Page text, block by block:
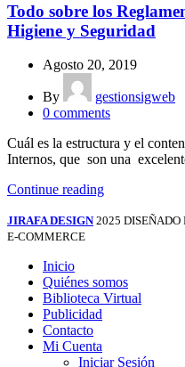
Todo sobre los
Higiene y Seguridad
Agosto 20, 2019
By
gestionsigweb
0 comments
Cuál es la estructura y el
Internos, que son una
Continue reading
JIRAFA DESIGN 2025 DISEÑADO
E-COMMERCE
Inicio
Quiénes somos
Biblioteca Virtual
Publicidad
Contacto
Mi Cuenta
Iniciar Sesión